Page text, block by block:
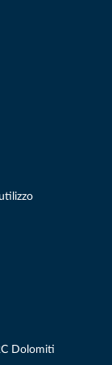
Dolomiti